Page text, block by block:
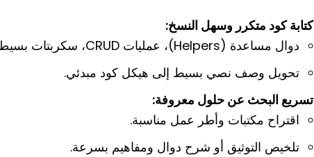
كتابة كود متكرر وسهل النسخ:
دوال مساعدة (Helpers)، عمليات CRUD، سكربتات بسيطة.
تحويل وصف نصي بسيط إلى هيكل كود مبدئي.
تسريع البحث عن حلول معروفة:
اقتراح مكتبات وأطر عمل مناسبة.
تلخيص التوثيق أو شرح دوال ومفاهيم بسرعة.